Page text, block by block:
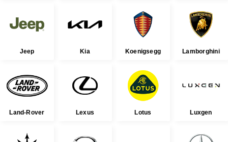
Jeep Kia Koenigsegg Lamborghini
Land-Rover Lexus Lotus Luxgen